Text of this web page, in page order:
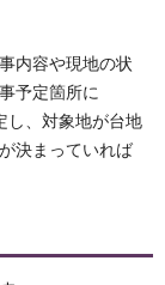
内容や現地の状
予定箇所に
し、対象地が台地
決まっていれば